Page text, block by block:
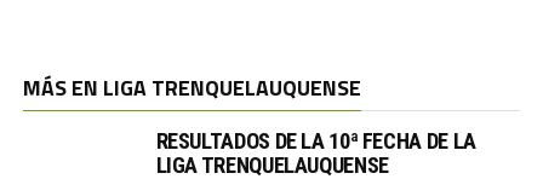
MÁS EN LIGA TRENQUELAUQUENSE
RESULTADOS DE LA 10ª FECHA DE LA
LIGA TRENQUELAUQUENSE